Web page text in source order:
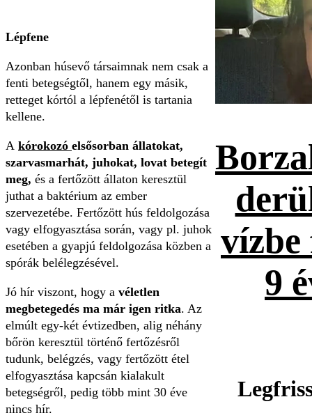
Lépfene
Azonban húsevő társaimnak nem csak a
fenti betegségtől, hanem egy másik,
retteget kórtól a lépfenétől is tartania
kellene.
A kórokozó elsősorban állatokat,
szarvasmarhát, juhokat, lovat betegít
meg, és a fertőzött állaton keresztül
juthat a baktérium az ember
szervezetébe. Fertőzött hús feldolgozása
vagy elfogyasztása során, vagy pl. juhok
esetében a gyapjú feldolgozása közben a
spórák belélegzésével.
Jó hír viszont, hogy a véletlen
megbetegedés ma már igen ritka. Az
elmúlt egy-két évtizedben, alig néhány
bőrön keresztül történő fertőzésről
tudunk, belégzés, vagy fertőzött étel
elfogyasztása kapcsán kialakult
betegségről, pedig több mint 30 éve
nincs hír.
9